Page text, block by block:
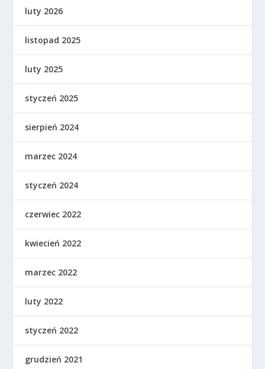
luty 2026
listopad 2025
luty 2025
styczeń 2025
sierpień 2024
marzec 2024
styczeń 2024
czerwiec 2022
kwiecień 2022
marzec 2022
luty 2022
styczeń 2022
grudzień 2021